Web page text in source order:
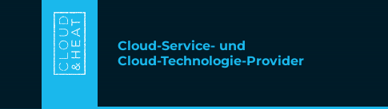
Cloud-Service- und
Cloud-Technologie-Provider